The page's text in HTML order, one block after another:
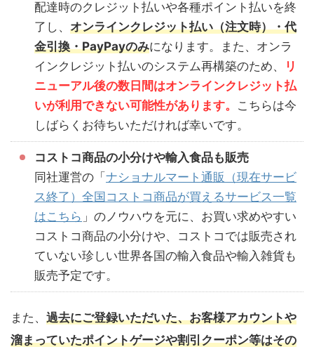
配達時のクレジット払いや各種ポイント払いを終
了し、 オンラインクレジット払い（注文時）・代
金引換・PayPayのみになります。また、オンラ
インクレジット払いのシステム再構築のため、
リ
ニューアル後の数日間はオンラインクレジット払
いが利用できない可能性があります。 こちらは今
しばらくお待ちいただければ幸いです。
コストコ商品の小分けや輸入食品も販売
同社運営の「 ナショナルマート通販（現在サービ
ス終了）全国コストコ商品が買えるサービス一覧
はこちら 」のノウハウを元に、お買い求めやすい
コストコ商品の小分けや、コストコでは販売され
ていない珍しい世界各国の輸入食品や輸入雑貨も
販売予定です。
また、 過去にご登録いただいた、お客様アカウントや
溜まっていたポイントゲージや割引クーポン等はその